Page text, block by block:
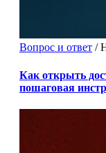
Вопрос и ответ /
Как открыть
пошаговая